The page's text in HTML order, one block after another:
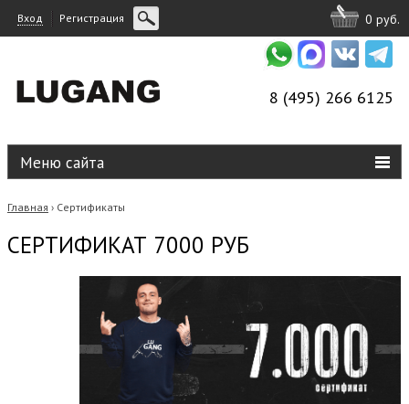
Вход Регистрация 0 руб.
8 (495) 266 6125
Меню сайта
Главная › Сертификаты
СЕРТИФИКАТ 7000 РУБ